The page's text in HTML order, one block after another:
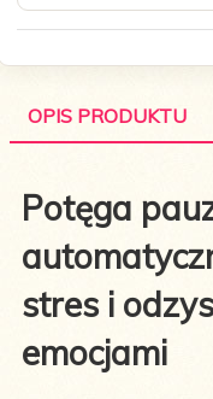
OPIS PRODUKTU
Potęga
stres i
emocjami